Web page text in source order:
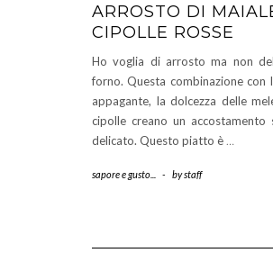
ARROSTO DI
CIPOLLE ROSSE
Ho voglia di arrosto ma non
forno. Questa combinazione
appagante, la dolcezza delle
cipolle creano un
delicato. Questo piatto è …
sapore e gusto... - bystaff